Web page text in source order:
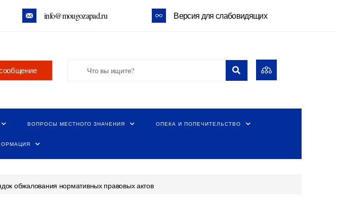
info@mougozapad.ru Версия для слабовидящих
ВОПРОСЫ МЕСТНОГО ЗНАЧЕНИЯ ОПЕКА И ПОПЕЧИТЕЛЬСТВО
обжалования нормативных правовых актов